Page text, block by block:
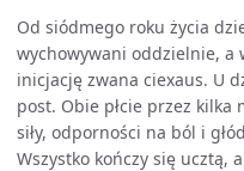
Od siódmego roku życia
wychowywani oddzielnie, a
inicjację zwana ciexaus. U
post. Obie płcie przez
siły, odporności na ból i
Wszystko kończy się ucztą,